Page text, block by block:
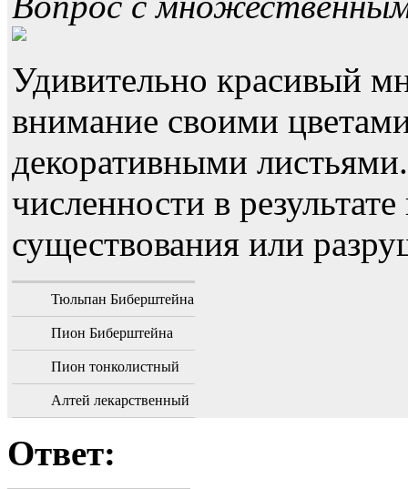
Удивительно красивый
внимание своими
декоративными
численности в
существования или
Тюльпан Биберштейна
Пион Биберштейна
Пион тонколистный
Алтей лекарственный
Ответ: